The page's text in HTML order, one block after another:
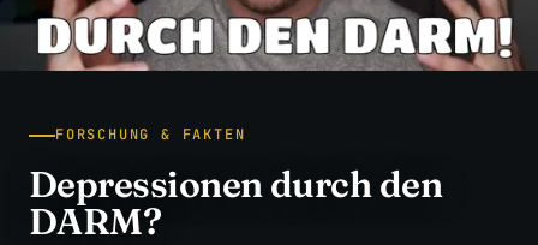
FORSCHUNG & FAKTEN
Depressionen durch den
DARM?